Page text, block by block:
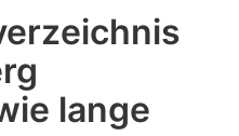
lange